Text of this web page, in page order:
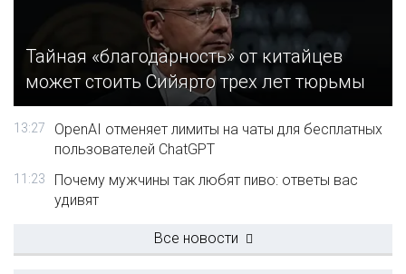
Тайная «благодарность» от китайцев
может стоить Сийярто трех лет тюрьмы
13:27
OpenAI отменяет лимиты на чаты для бесплатных
пользователей ChatGPT
11:23
Почему мужчины так любят пиво: ответы вас
удивят
Все новости